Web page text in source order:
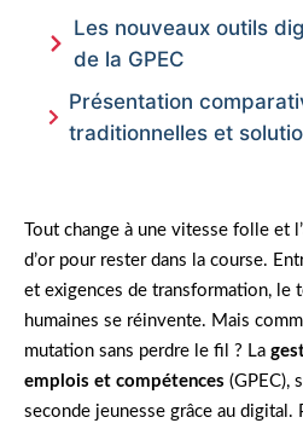
Les nouveaux outils
de la GPEC
Présentation
traditionnelles et
Tout change à une vitesse folle et
d’or pour rester dans la course.
et exigences de transformation, le
humaines se réinvente. Mais
mutation sans perdre le fil ? La
emplois et compétences (GPEC),
seconde jeunesse grâce au digital.